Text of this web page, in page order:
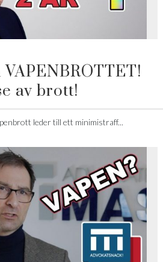
VAPENBROTTET!
av brott!
leder till ett minimistraff...